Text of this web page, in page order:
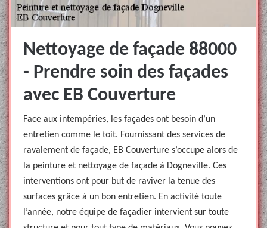
Nettoyage de façade 88000
- Prendre soin des façades
avec EB Couverture
Face aux intempéries, les façades ont besoin d’un
entretien comme le toit. Fournissant des services de
ravalement de façade, EB Couverture s’occupe alors de
la peinture et nettoyage de façade à Dogneville. Ces
interventions ont pour but de raviver la tenue des
surfaces grâce à un bon entretien. En activité toute
l’année, notre équipe de façadier intervient sur toute